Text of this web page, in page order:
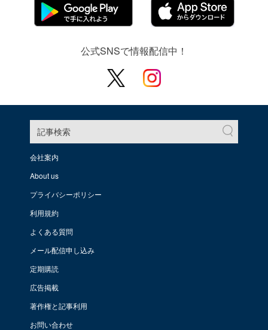
公式SNSで情報配信中！
記事検索
会社案内
About us
プライバシーポリシー
利用規約
よくある質問
メール配信申し込み
定期購読
広告掲載
著作権と記事利用
お問い合わせ